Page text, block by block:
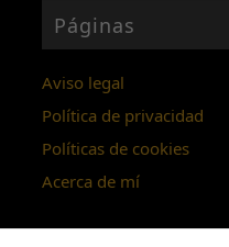
Páginas
Aviso legal
Política de privacidad
Políticas de cookies
Acerca de mí